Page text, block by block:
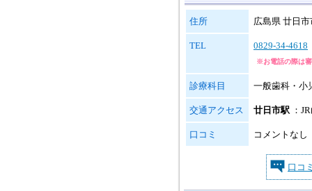
住所 広島県 廿日
TEL 0829-34-4618
※お電話の際は
診療科目 一般歯科・小
交通アクセス 廿日市駅 ：
口コミ コメントなし
口コ